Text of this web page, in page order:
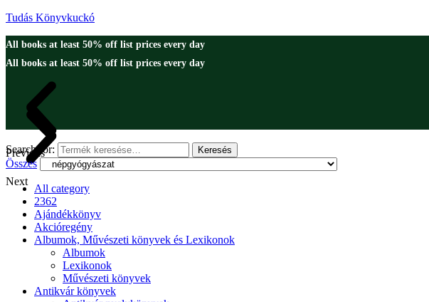
Tudás Könyvkuckó
All books at least 50% off list prices every day
All books at least 50% off list prices every day
Previous
Next
Search for: Keresés
Összes
All category
2362
Ajándékkönyv
Akcióregény
Albumok, Művészeti könyvek és Lexikonok
Albumok
Lexikonok
Művészeti könyvek
Antikvár könyvek